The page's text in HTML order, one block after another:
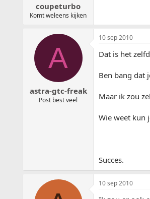
coupeturbo
Komt weleens kijken
A
astra-gtc-freak
Post best veel
10 sep 2010
Dat is het
Ben bang dat
Maar ik zou
Wie weet kun
Succes.
10 sep 2010